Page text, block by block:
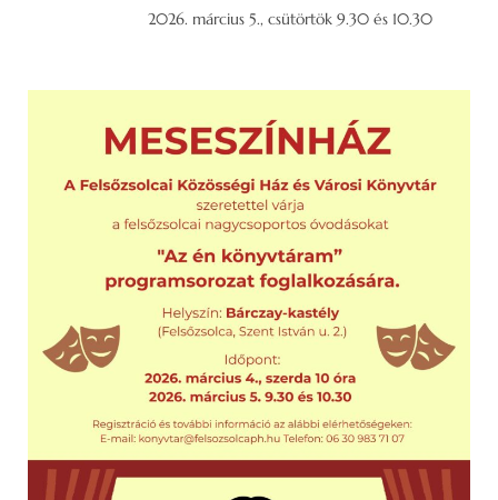
2026. március 5., csütörtök 9.30 és 10.30